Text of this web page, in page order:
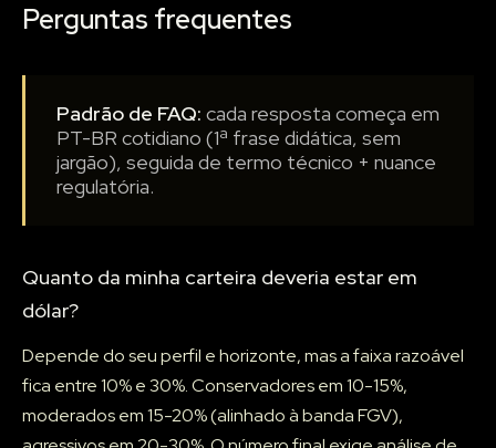
Perguntas frequentes
Padrão de FAQ: cada resposta começa em
PT-BR cotidiano (1ª frase didática, sem
jargão), seguida de termo técnico + nuance
regulatória.
Quanto da minha carteira deveria estar em
dólar?
Depende do seu perfil e horizonte, mas a faixa razoável
fica entre 10% e 30%. Conservadores em 10-15%,
moderados em 15-20% (alinhado à banda FGV),